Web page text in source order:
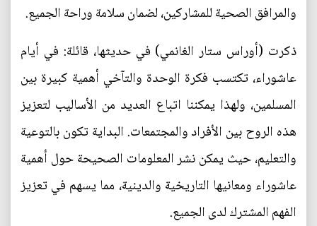
والمرافق الصحية للمشاركين، لضمان سلامة وراحة الجميع.
ذكرت (أوراس ستار الغانمي) في حديثها، قائلة: في أيام
عاشوراء، تكتسب فكرة الوحدة والتآخي أهمية كبيرة بين
المسلمين، ولهذا يمكننا اتباع العديد من الأساليب لتعزيز
هذه الروح بين الأفراد والمجتمعات. البداية تكون بالتوعية
والتعليم، حيث يمكن نشر المعلومات الصحيحة حول أهمية
عاشوراء ومعانيها التاريخية والدينية، مما يسهم في تعزيز
الفهم المشترك لدى الجميع.